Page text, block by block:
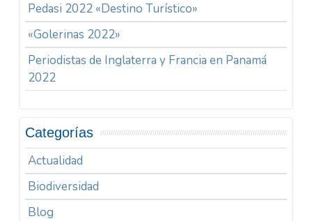
Pedasi 2022 «Destino Turístico»
«Golerinas 2022»
Periodistas de Inglaterra y Francia en Panamá
2022
Categorías
Actualidad
Biodiversidad
Blog